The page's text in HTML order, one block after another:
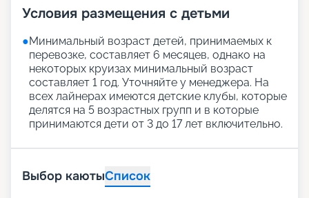
Условия размещения с детьми
●Минимальный возраст детей, принимаемых к
перевозке, составляет 6 месяцев, однако на
некоторых круизах минимальный возраст
составляет 1 год. Уточняйте у менеджера. На
всех лайнерах имеются детские клубы, которые
делятся на 5 возрастных групп и в которые
принимаются дети от 3 до 17 лет включительно.
Выбор каютыСписок